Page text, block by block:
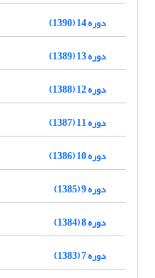
دوره 14 (1390)
دوره 13 (1389)
دوره 12 (1388)
دوره 11 (1387)
دوره 10 (1386)
دوره 9 (1385)
دوره 8 (1384)
دوره 7 (1383)